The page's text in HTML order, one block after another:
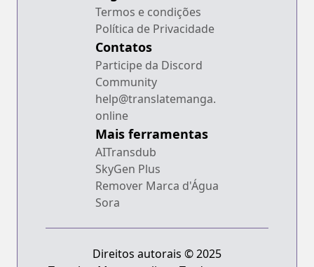
Termos e condições
Política de Privacidade
Contatos
Participe da Discord
Community
help@translatemanga.
online
Mais ferramentas
AITransdub
SkyGen Plus
Remover Marca d'Água
Sora
Direitos autorais © 2025